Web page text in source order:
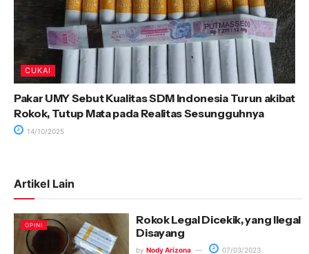
CUKAI
Pakar UMY Sebut Kualitas SDM Indonesia Turun akibat
Rokok, Tutup Mata pada Realitas Sesungguhnya
14/10/2025
Artikel Lain
OPINI
Rokok Legal Dicekik, yang Ilegal
Disayang
by Nody Arizona 07/03/2023